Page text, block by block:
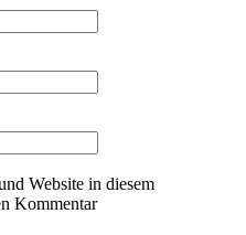
Website in diesem
Kommentar